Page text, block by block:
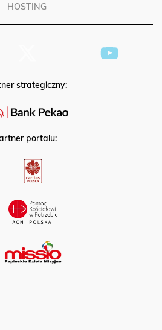
HOSTING
strategiczny:
portalu: